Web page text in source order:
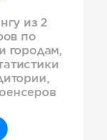
из 2
по
городам,